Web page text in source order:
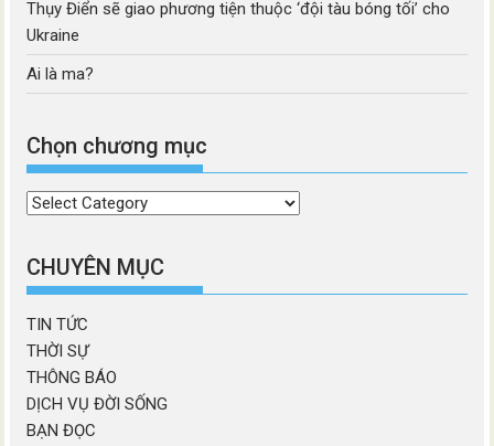
Thụy Điển sẽ giao phương tiện thuộc ‘đội tàu bóng tối’ cho
Ukraine
Ai là ma?
Chọn chương mục
Chọn
mục
CHUYÊN MỤC
TIN TỨC
THỜI SỰ
THÔNG BÁO
DỊCH VỤ ĐỜI SỐNG
BẠN ĐỌC